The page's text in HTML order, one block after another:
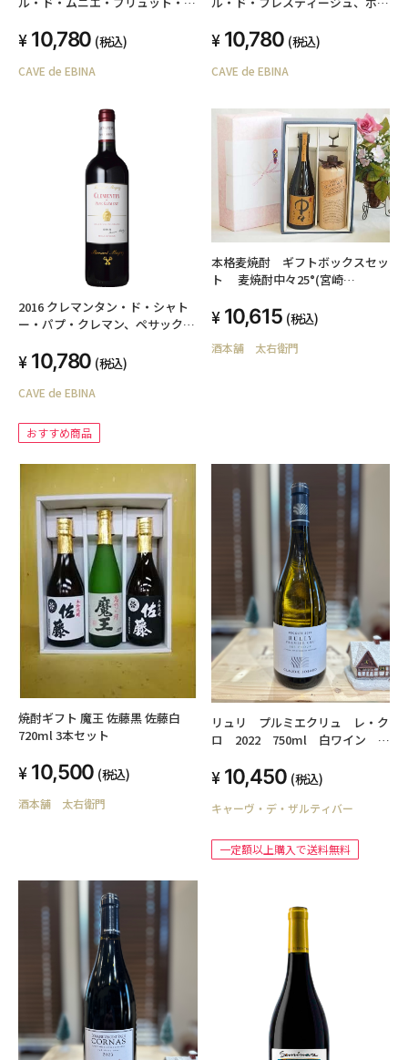
エール
10,780 (税込)
CAVE de EBINA
10,780 (税込)
CAVE de EBINA
2016 クレマンタン・ド・シャト
ー・パプ・クレマン、ペサック・
10,780 (税込)
CAVE de EBINA
おすすめ商品
本格麦焼酎 ギフトボックスセッ
ト 麦焼酎中々25°(宮崎
(宮崎県)720ml
10,615 (税込)
酒本舗 太右衛門
焼酎ギフト 魔王 佐藤黒 佐藤白
720ml 3本セット
10,500 (税込)
酒本舗 太右衛門
リュリ プルミエクリュ レ・ク
ロ 2022 750ml 白ワイン ク
10,450 (税込)
キャーヴ・デ・ザルティバー
一定額以上購入で送料無料